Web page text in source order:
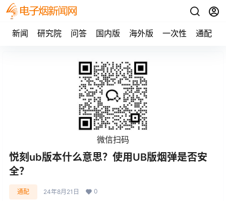
新闻 研究院 问答 国内版 海外版 一次性 通配
微信扫码
悦刻ub版本什么意思？使用UB版烟弹是否安
全？
通配 24年8月21日 0